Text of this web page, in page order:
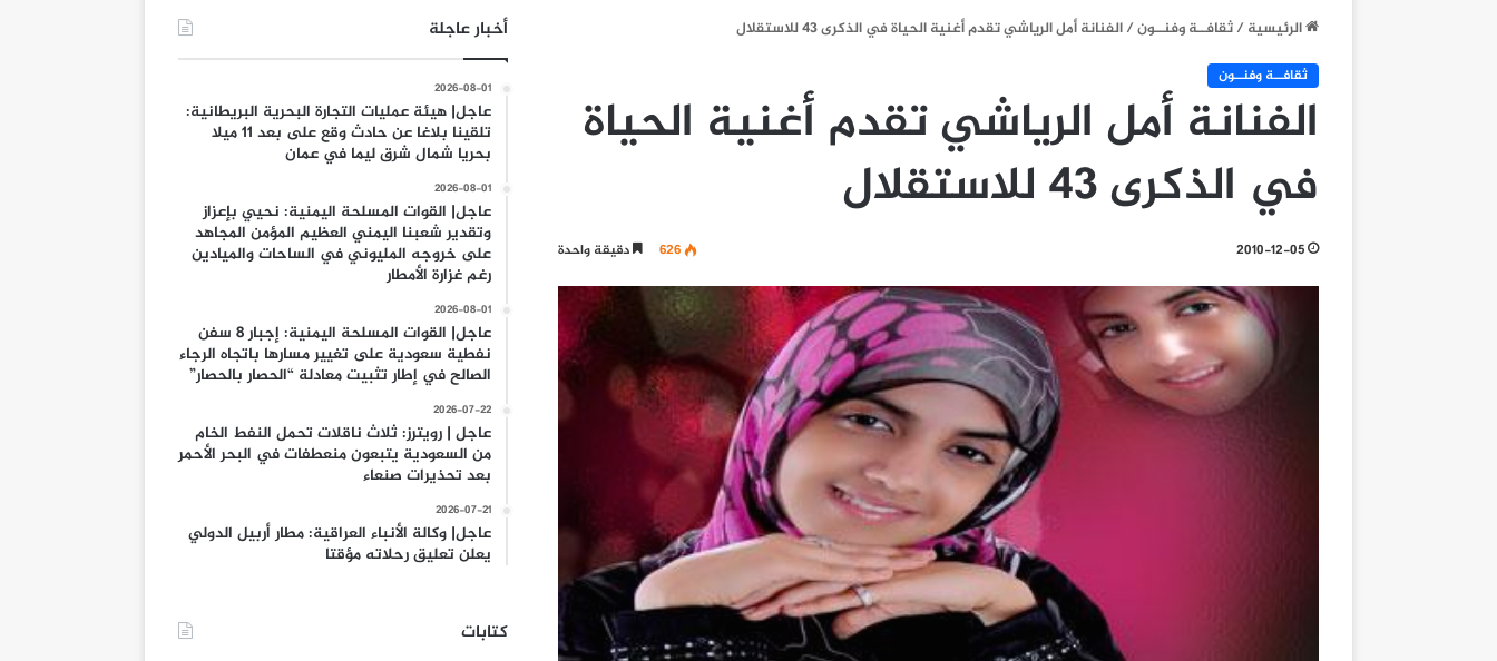
الرئيسية/ثقافــة وفنــون/الفنانة أمل الرياشي تقدم أغنية الحياة في الذكرى 43 للاستقلال
ثقافــة وفنــون
الفنانة أمل الرياشي تقدم أغنية الحياة
في الذكرى 43 للاستقلال
2010-12-05
626 دقيقة واحدة
أخبار عاجلة
2026-08-01
عاجل| هيئة عمليات التجارة البحرية البريطانية:
تلقينا بلاغا عن حادث وقع على بعد 11 ميلا
بحريا شمال شرق ليما في عمان
2026-08-01
عاجل| القوات المسلحة اليمنية: نحيي بإعزاز
وتقدير شعبنا اليمني العظيم المؤمن المجاهد
على خروجه المليوني في الساحات والميادين
رغم غزارة الأمطار
2026-08-01
عاجل| القوات المسلحة اليمنية: إجبار 8 سفن
نفطية سعودية على تغيير مسارها باتجاه الرجاء
الصالح في إطار تثبيت معادلة “الحصار بالحصار”
2026-07-22
عاجل | رويترز: ثلاث ناقلات تحمل النفط الخام
من السعودية يتبعون منعطفات في البحر الأحمر
بعد تحذيرات صنعاء
2026-07-21
عاجل| وكالة الأنباء العراقية: مطار أربيل الدولي
يعلن تعليق رحلاته مؤقتا
كتابات